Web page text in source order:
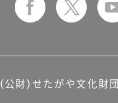
（公財）せたがや文化財団